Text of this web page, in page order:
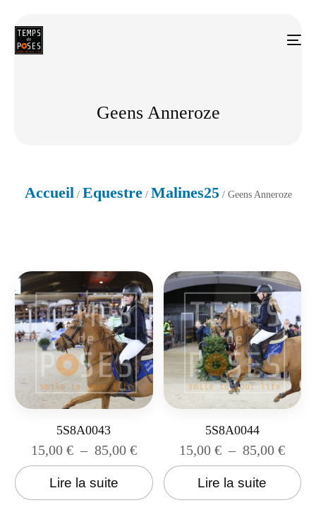
Geens Anneroze
Accueil / Equestre/ Malines25/ Geens Anneroze
5S8A0043
15,00 € – 85,00 €
Lire la suite
5S8A0044
15,00€ – 85,00€
Lire la suite